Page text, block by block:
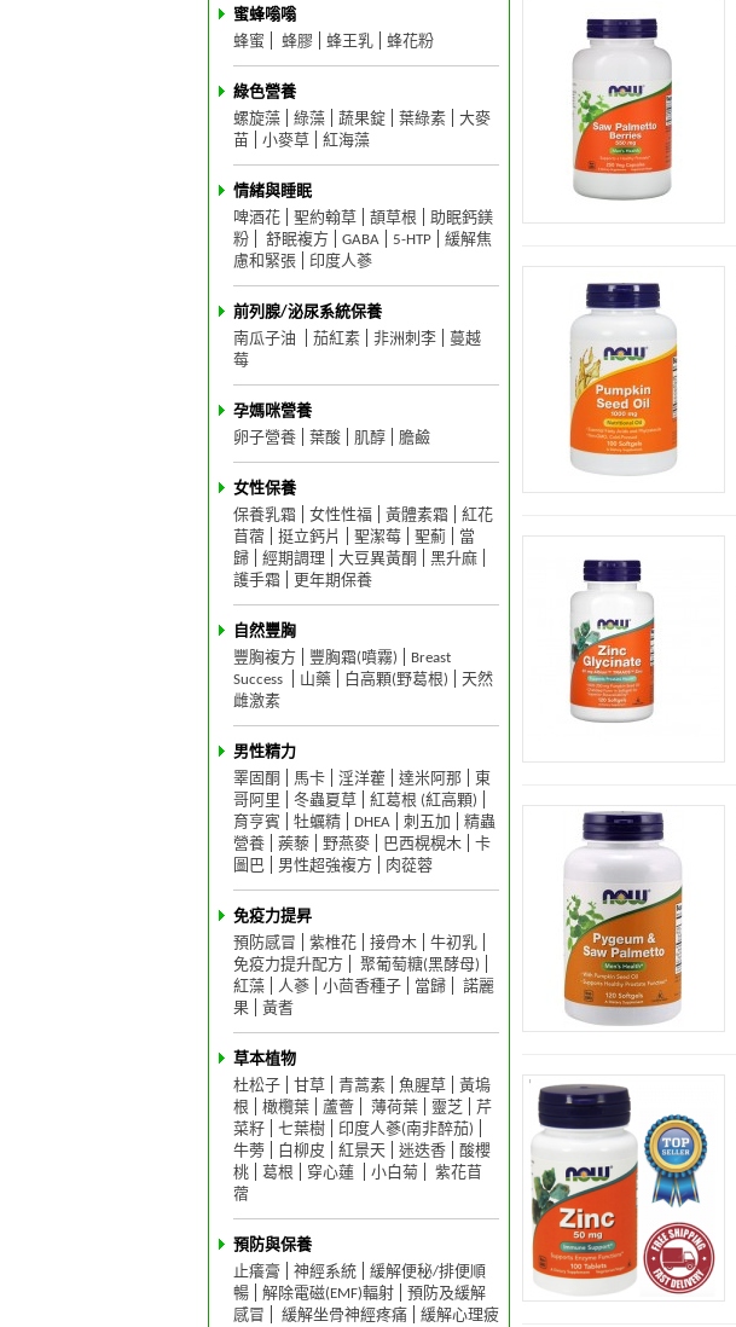
蜜蜂嗡嗡
蜂蜜
蜂膠 蜂王乳 蜂花粉
綠色營養
螺旋藻
綠藻 蔬果錠 葉綠素
大麥
苗
小麥草 紅海藻
情緒與睡眠
啤酒花
聖約翰草 頡草根
助眠鈣鎂
粉
舒眠複方 GABA 5-HTP
緩解焦
慮和緊張
印度人蔘
前列腺/泌尿系統保養
南瓜子油
茄紅素 非洲刺李
蔓越
莓
孕媽咪營養
卵子營養
葉酸 肌醇 膽鹼
女性保養
保養乳霜
女性性福 黃體素霜
紅花
苜蓿
挺立鈣片 聖潔莓 聖薊
當
歸
經期調理 大豆異黃酮
黑升麻
護手霜
更年期保養
自然豐胸
豐胸複方
豐胸霜(噴霧)
Breast
Success
山藥 白高顆(野葛根)
天然
雌激素
男性精力
睪固酮
馬卡 淫洋藿 達米阿那
東
哥阿里
冬蟲夏草
紅葛根 (紅高顆)
育亨賓
牡蠣精 DHEA 刺五加
精蟲
營養
蒺藜 野燕麥 巴西榥榥木
卡
圖巴
男性超強複方 肉蓯蓉
免疫力提昇
預防感冒
紫椎花 接骨木
牛初乳
免疫力提升配方
聚葡萄糖(黑酵母)
紅藻
人蔘 小茴香種子 當歸
諾麗
果
黃耆
草本植物
杜松子
甘草 青蒿素 魚腥草
黃塢
根
橄欖葉 蘆薈 薄荷葉 靈芝
芹
菜籽
七葉樹
印度人蔘(南非醉茄)
牛蒡
白柳皮 紅景天 迷迭香
酸櫻
桃
葛根 穿心蓮 小白菊
紫花苜
蓿
預防與保養
止癢膏
神經系統
緩解便秘/排便順
暢
解除電磁(EMF)輻射
預防及緩解
感冒
緩解坐骨神經疼痛 緩解心理疲